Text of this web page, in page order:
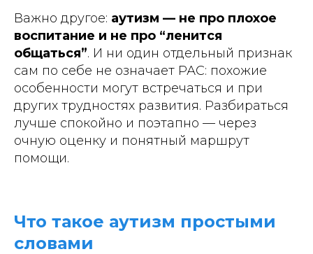
Важно другое: аутизм — не про плохое
воспитание и не про “ленится
общаться”. И ни один отдельный признак
сам по себе не означает РАС: похожие
особенности могут встречаться и при
других трудностях развития. Разбираться
лучше спокойно и поэтапно — через
очную оценку и понятный маршрут
помощи.
Что такое аутизм простыми
словами